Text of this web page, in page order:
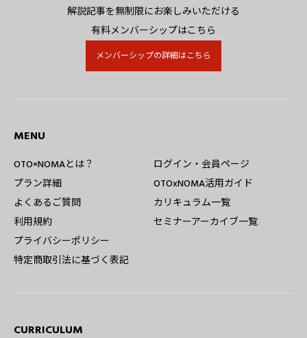
解説記事を無制限にお楽しみいただける
有料メンバーシップはこちら
メンバーシップの詳細はこちら
MENU
OTO×NOMAとは？
プラン詳細
よくあるご質問
利用規約
プライバシーポリシー
特定商取引法に基づく表記
ログイン・会員ページ
OTOxNOMA活用ガイド
カリキュラム一覧
セミナーアーカイブ一覧
CURRICULUM